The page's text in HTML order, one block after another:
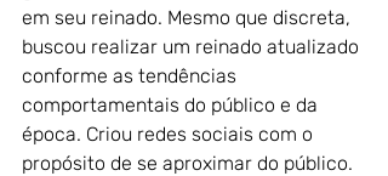
em seu reinado. Mesmo que discreta,
buscou realizar um reinado atualizado
conforme as tendências
comportamentais do público e da
época. Criou redes sociais com o
propósito de se aproximar do público.